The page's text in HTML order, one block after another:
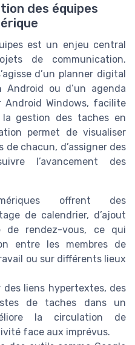
des équipes
est un enjeu central
de communication.
d’un planner digital
Android ou d’un agenda
Android Windows, facilite
gestion des taches en
permet de visualiser
chacun, d’assigner des
l’avancement des
offrent des
de calendrier, d’ajout
rendez-vous, ce qui
entre les membres de
ou sur différents lieux
des liens hypertextes, des
de taches dans un
la circulation de
face aux imprévus.